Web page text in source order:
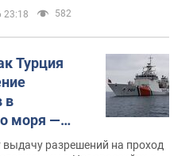
23:18 582
Турция
в
моря —
разрешений на проход